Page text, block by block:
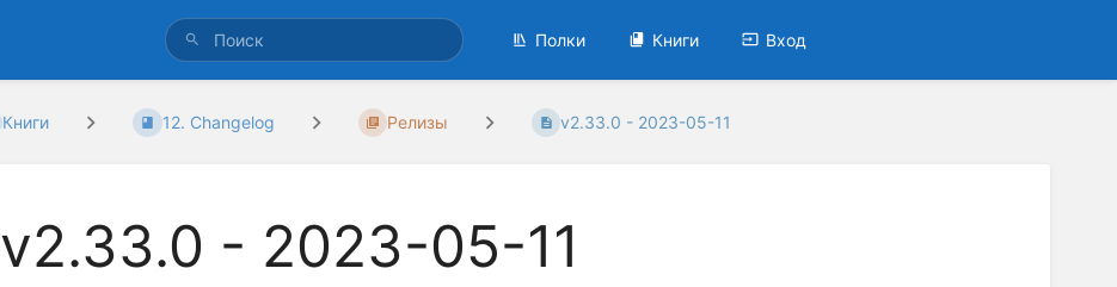
Полки Книги Вход
Книги 12. Changelog Релизы v2.33.0 - 2023-05-11
v2.33.0 - 2023-05-11